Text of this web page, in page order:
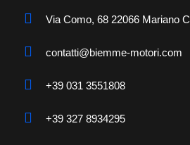
Via Como, 68 22066 Mariano
contatti@biemme-motori.com
+39 031 3551808
+39 327 8934295